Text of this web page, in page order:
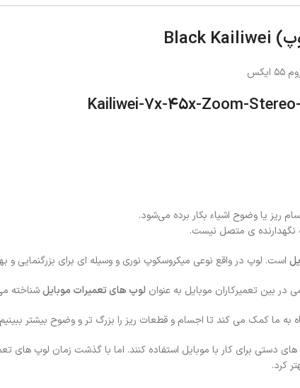
Kailiwei-7x-45x-Zoom-
ریز یا وضوح اشیاء بکار برده می‌شود.
نگهدارنده ی متصل نیست.
است. لوپ در واقع نوعی میکروسکوپ نوری و وسیله ای برای بزرگنمایی
بین تعمیرکاران موبایل به عنوان لوپ های تعمیرات موبایلشناخته
به ما کمک می کند تا اجسام و قطعات ریز را بزرگ تر و وضوح بیشتر
های دستی برای کار با موبایل استفاده کنند. اما با گذشت زمان لوپ های
کرد.